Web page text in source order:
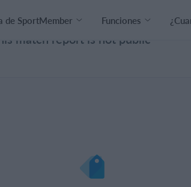
de SportMember Funciones
match report is not public